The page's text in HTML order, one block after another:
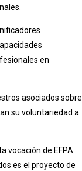
en
asociados sobre
su voluntariedad a
vocación de EFPA
es el proyecto de